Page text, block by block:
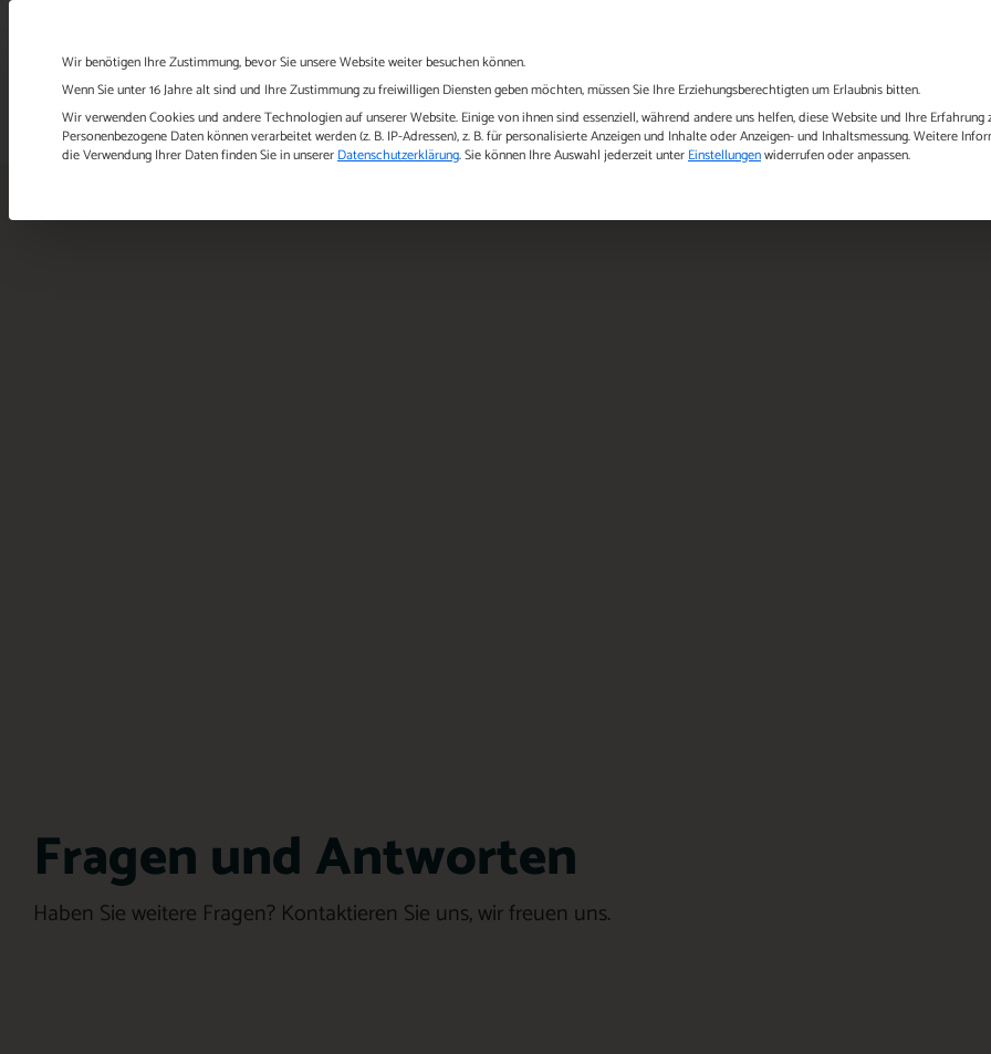
Jobs
Fragen und Antworten
Haben Sie weitere Fragen? Kontaktieren Sie uns, wir freuen uns.
Datenschutzeinstellungen
Wir benötigen Ihre Zustimmung, bevor Sie unsere Website weiter besuchen können.
Wenn Sie unter 16 Jahre alt sind und Ihre Zustimmung zu freiwilligen Diensten geben möchten, müssen Sie Ihre Erziehungsberechtigten um Erlaubnis bitten.
Wir verwenden Cookies und andere Technologien auf unserer Website. Einige von ihnen sind essenziell, während andere uns helfen, diese Website und Ihre Erfahrung
Personenbezogene Daten können verarbeitet werden (z. B. IP-Adressen), z. B. für personalisierte Anzeigen und Inhalte oder Anzeigen- und Inhaltsmessung.Weitere
die Verwendung Ihrer Daten finden Sie in unsererDatenschutzerklärung.Sie können Ihre Auswahl jederzeit unterEinstellungenwiderrufen oder anpassen.